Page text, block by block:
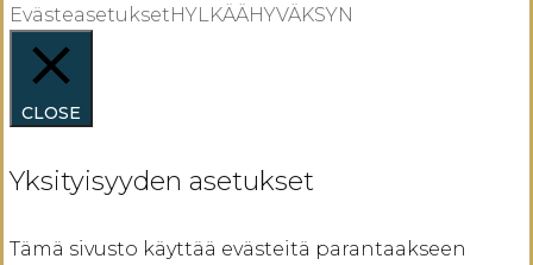
EvästeasetuksetHYLKÄÄHYVÄKSYN
CLOSE
Yksityisyyden asetukset
Tämä sivusto käyttää evästeitä parantaakseen